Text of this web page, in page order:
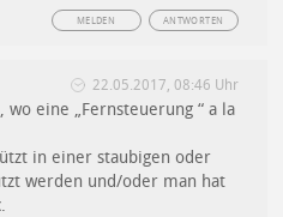
ANTWORTEN
MELDEN
22.05.2017, 08:46 Uhr
wo eine „Fernsteuerung “ a la
in einer staubigen oder
werden und/oder man hat